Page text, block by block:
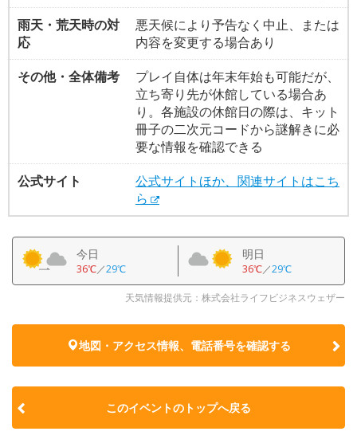
雨天・荒天時の対
応
悪天候により予告なく中止、または
内容を変更する場合あり
その他・全体備考
プレイ自体は年末年始も可能だが、
立ち寄り先が休館している場合あ
り。各施設の休館日の際は、キット
冊子の二次元コードから謎解きに必
要な情報を確認できる
公式サイト
公式サイトほか、関連サイトはこち
ら
今日
36℃／29℃
明日
36℃／29℃
天気情報提供元：株式会社ライフビジネスウェザー
地図・アクセス情報、電話番号を確認する
このイベントのトップへ戻る